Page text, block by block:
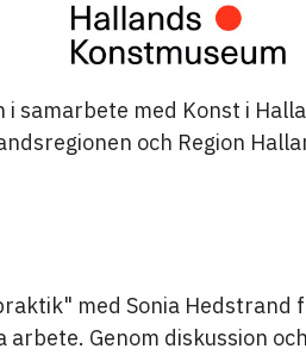
samarbete med Konst i
och Region
med Sonia Hedstrand
Genom diskussion